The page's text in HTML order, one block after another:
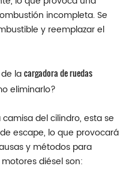
incompleta. Se
y reemplazar el
lacargadora de ruedas
eliminarlo?
del cilindro, esta se
escape, lo que provocará
y métodos para
diésel son: